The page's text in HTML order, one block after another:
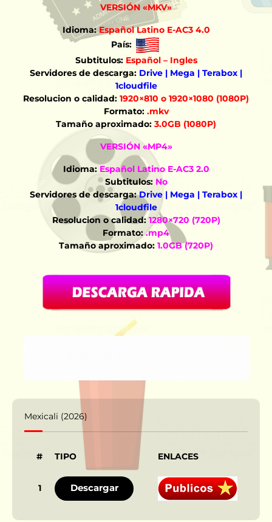
VERSIÓN «MKV»
Idioma: Español Latino E-AC3 4.0
País:
Subtitulos: Español – Ingles
Servidores de descarga: Drive | Mega | Terabox |
1cloudfile
Resolucion o calidad: 1920×810 o 1920×1080 (1080P)
Formato: .mkv
Tamaño aproximado: 3.0GB (1080P)
VERSIÓN «MP4»
Idioma: Español Latino E-AC3 2.0
Subtitulos: No
Servidores de descarga: Drive | Mega | Terabox |
1cloudfile
Resolucion o calidad: 1280×720 (720P)
Formato: .mp4
Tamaño aproximado: 1.0GB (720P)
Mexicali (2026)
# TIPO ENLACES
1 Descargar